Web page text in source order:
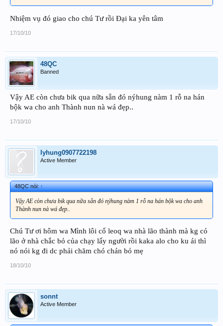
Nhiệm vụ đó giao cho chú Tư rồi Đại ka yên tâm
17/10/10
48QC
Banned
Vậy AE còn chưa bik qua nữa sẵn đó nýhung nàm 1 rỗ na hán
bộk wa cho anh Thành nun nà wá đẹp..
17/10/10
lyhung0907722198
Active Member
48QC nói:↑
Vậy AE còn chưa bik qua nữa sẵn đó nýhung nàm 1 rỗ na hán bộk wa cho anh
Thành nun nà wá đẹp..
Chú Tư ơi hôm wa Mình lôi cổ leoq wa nhà lão thành mà kg có
lão ở nhà chắc bỏ của chạy lấy người rồi kaka alo cho ku ái thì
nó nói kg đi dc phải chăm chó chán bỏ mẹ
18/10/10
sonnt
Active Member